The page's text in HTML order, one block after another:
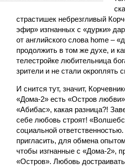
страстишек небрезгливый
эфир» изгнанных с «дурки»
от английского слова home –
продолжить в том же духе, и
телестройке любительница
зрители и не стали окроплять
И снится тут, значит,
«Дома-2» есть «Остров
«Абибас», какая разница?!
себе любовь строят!
социальной
пригласить, для обмена
чтобы изгнанные с «Дома-2»,
«Остров». Любовь